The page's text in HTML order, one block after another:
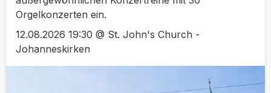
Orgelkonzerten ein.
12.08.2026 19:30 @ St. John's Church -
Johanneskirken